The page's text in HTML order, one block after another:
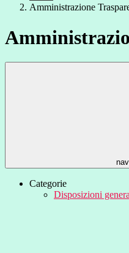
Amministrazione
Categorie
Disposizioni